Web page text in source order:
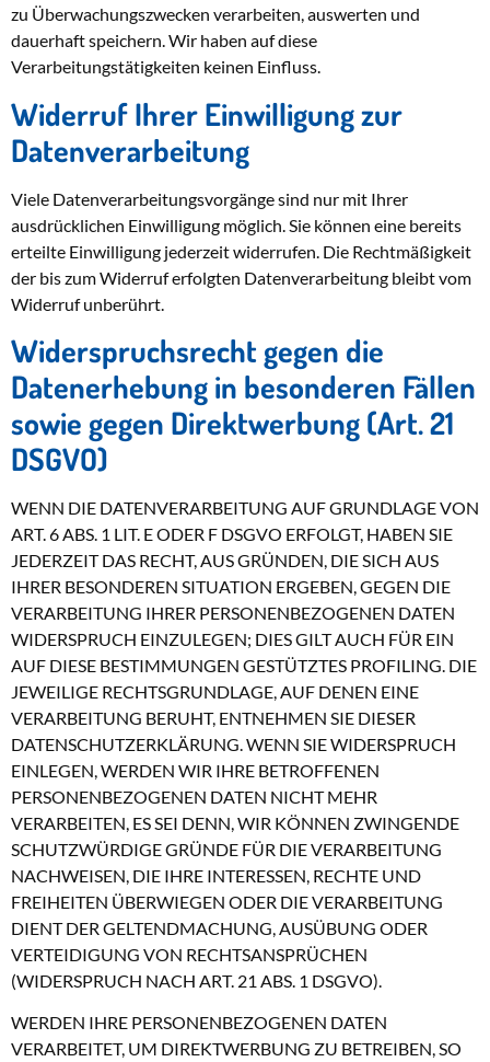
zu Überwachungszwecken verarbeiten, auswerten und
dauerhaft speichern. Wir haben auf diese
Verarbeitungstätigkeiten keinen Einfluss.
Widerruf Ihrer Einwilligung zur
Datenverarbeitung
Viele Datenverarbeitungsvorgänge sind nur mit Ihrer
ausdrücklichen Einwilligung möglich. Sie können eine bereits
erteilte Einwilligung jederzeit widerrufen. Die Rechtmäßigkeit
der bis zum Widerruf erfolgten Datenverarbeitung bleibt vom
Widerruf unberührt.
Widerspruchsrecht gegen die
Datenerhebung in besonderen Fällen
sowie gegen Direktwerbung (Art. 21
DSGVO)
WENN DIE DATENVERARBEITUNG AUF GRUNDLAGE VON
ART. 6 ABS. 1 LIT. E ODER F DSGVO ERFOLGT, HABEN SIE
JEDERZEIT DAS RECHT, AUS GRÜNDEN, DIE SICH AUS
IHRER BESONDEREN SITUATION ERGEBEN, GEGEN DIE
VERARBEITUNG IHRER PERSONENBEZOGENEN DATEN
WIDERSPRUCH EINZULEGEN; DIES GILT AUCH FÜR EIN
AUF DIESE BESTIMMUNGEN GESTÜTZTES PROFILING. DIE
JEWEILIGE RECHTSGRUNDLAGE, AUF DENEN EINE
VERARBEITUNG BERUHT, ENTNEHMEN SIE DIESER
DATENSCHUTZERKLÄRUNG. WENN SIE WIDERSPRUCH
EINLEGEN, WERDEN WIR IHRE BETROFFENEN
PERSONENBEZOGENEN DATEN NICHT MEHR
VERARBEITEN, ES SEI DENN, WIR KÖNNEN ZWINGENDE
SCHUTZWÜRDIGE GRÜNDE FÜR DIE VERARBEITUNG
NACHWEISEN, DIE IHRE INTERESSEN, RECHTE UND
FREIHEITEN ÜBERWIEGEN ODER DIE VERARBEITUNG
DIENT DER GELTENDMACHUNG, AUSÜBUNG ODER
VERTEIDIGUNG VON RECHTSANSPRÜCHEN
(WIDERSPRUCH NACH ART. 21 ABS. 1 DSGVO).
WERDEN IHRE PERSONENBEZOGENEN DATEN
VERARBEITET, UM DIREKTWERBUNG ZU BETREIBEN, SO